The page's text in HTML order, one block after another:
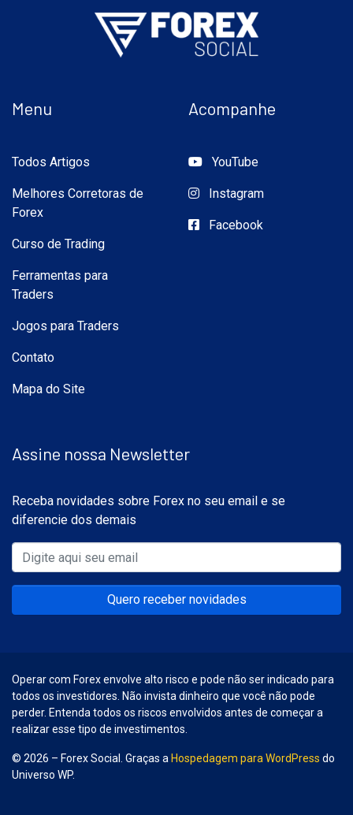
Menu
Todos Artigos
Melhores Corretoras de
Forex
Curso de Trading
Ferramentas para
Traders
Jogos para Traders
Contato
Mapa do Site
Acompanhe
YouTube
Instagram
Facebook
Assine nossa Newsletter
Receba novidades sobre Forex no seu email e se
diferencie dos demais
Quero receber novidades
Operar com Forex envolve alto risco e pode não ser indicado para
todos os investidores. Não invista dinheiro que você não pode
perder. Entenda todos os riscos envolvidos antes de começar a
realizar esse tipo de investimentos.
© 2026 – Forex Social. Graças a Hospedagem para WordPress do
Universo WP.